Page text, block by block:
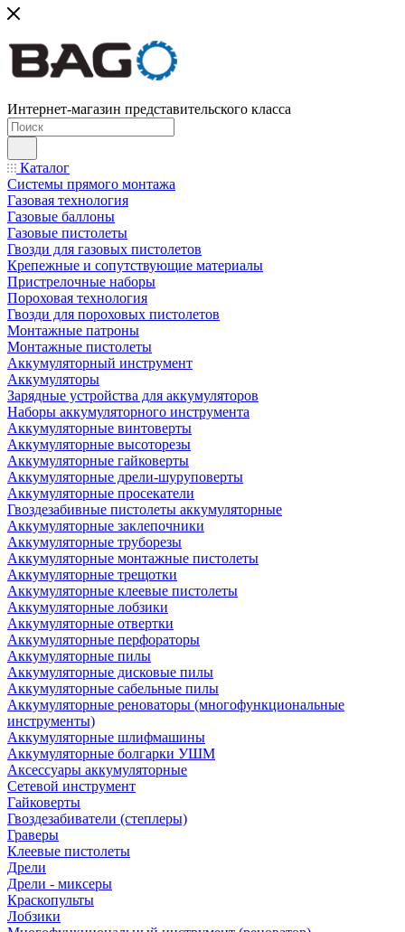
Интернет-магазин представительского класса
Каталог
Системы прямого монтажа
Газовая технология
Газовые баллоны
Газовые пистолеты
Гвозди для газовых пистолетов
Крепежные и сопутствующие материалы
Пристрелочные наборы
Пороховая технология
Гвозди для пороховых пистолетов
Монтажные патроны
Монтажные пистолеты
Аккумуляторный инструмент
Аккумуляторы
Зарядные устройства для аккумуляторов
Наборы аккумуляторного инструмента
Аккумуляторные винтоверты
Аккумуляторные высоторезы
Аккумуляторные гайковерты
Аккумуляторные дрели-шуруповерты
Аккумуляторные просекатели
Гвоздезабивные пистолеты аккумуляторные
Аккумуляторные заклепочники
Аккумуляторные труборезы
Аккумуляторные монтажные пистолеты
Аккумуляторные трещотки
Аккумуляторные клеевые пистолеты
Аккумуляторные лобзики
Аккумуляторные отвертки
Аккумуляторные перфораторы
Аккумуляторные пилы
Аккумуляторные дисковые пилы
Аккумуляторные сабельные пилы
Аккумуляторные реноваторы (многофункциональные
инструменты)
Аккумуляторные шлифмашины
Аккумуляторные болгарки УШМ
Аксессуары аккумуляторные
Сетевой инструмент
Гайковерты
Гвоздезабиватели (степлеры)
Граверы
Клеевые пистолеты
Дрели
Дрели - миксеры
Краскопульты
Лобзики